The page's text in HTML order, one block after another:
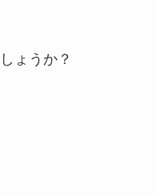
ょうか？